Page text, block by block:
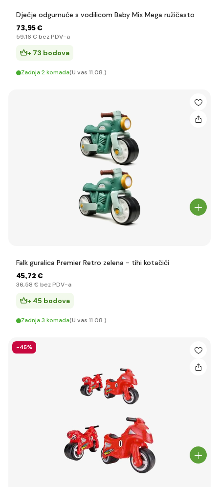
Dječje odgurnuće s vodilicom Baby Mix Mega ružičasto
73,95 €
59,16 € bez PDV-a
+ 73 bodova
Zadnja 2 komada(U vas 11.08.)
Falk guralica Premier Retro zelena - tihi kotačići
45,72 €
36,58 € bez PDV-a
+ 45 bodova
Zadnja 3 komada(U vas 11.08.)
-45%